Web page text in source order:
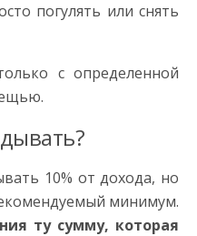
погулять или снять
с определенной
10% от дохода, но
минимум.
ту сумму, которая